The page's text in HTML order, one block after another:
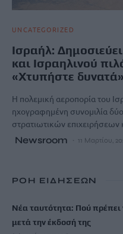
UNCATEGORIZED
Ισραήλ:
και Ισραηλινού
«Χτυπήστε δυνατά»
Η πολεμική αεροπορία του
ηχογραφημένη συνομιλία
στρατιωτικών
Newsroom 11 Μαρτίου,
ΡΟΗ ΕΙΔΗΣΕΩΝ
Νέα ταυτότητα: Πού πρέπει
μετά την έκδοσή της